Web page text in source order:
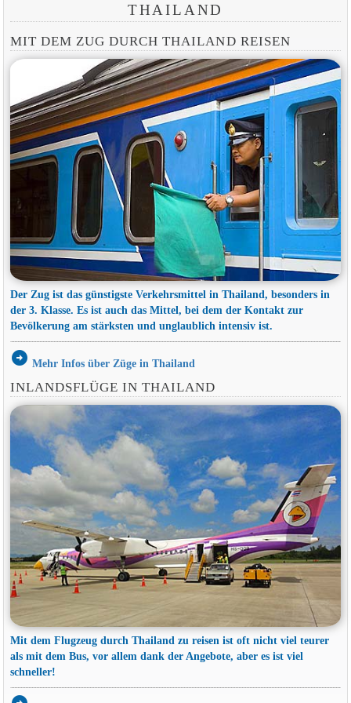
THAILAND
MIT DEM ZUG DURCH THAILAND REISEN
Der Zug ist das günstigste Verkehrsmittel in Thailand, besonders in
der 3. Klasse. Es ist auch das Mittel, bei dem der Kontakt zur
Bevölkerung am stärksten und unglaublich intensiv ist.
arrow_circle_right Mehr Infos über Züge in Thailand
INLANDSFLÜGE IN THAILAND
Mit dem Flugzeug durch Thailand zu reisen ist oft nicht viel teurer
als mit dem Bus, vor allem dank der Angebote, aber es ist viel
schneller!